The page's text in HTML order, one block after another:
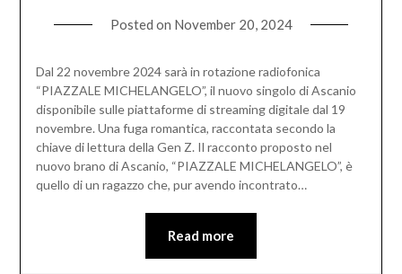
Posted on November 20, 2024
Dal 22 novembre 2024 sarà in rotazione radiofonica
“PIAZZALE MICHELANGELO”, il nuovo singolo di Ascanio
disponibile sulle piattaforme di streaming digitale dal 19
novembre. Una fuga romantica, raccontata secondo la
chiave di lettura della Gen Z. Il racconto proposto nel
nuovo brano di Ascanio, “PIAZZALE MICHELANGELO”, è
quello di un ragazzo che, pur avendo incontrato…
Read more